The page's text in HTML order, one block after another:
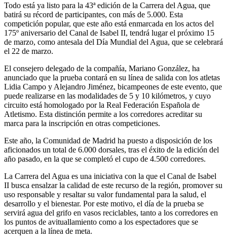
Todo está ya listo para la 43ª edición de la Carrera del Agua, que
batirá su récord de participantes, con más de 5.000. Esta
competición popular, que este año está enmarcada en los actos del
175º aniversario del Canal de Isabel II, tendrá lugar el próximo 15
de marzo, como antesala del Día Mundial del Agua, que se celebrará
el 22 de marzo.
El consejero delegado de la compañía, Mariano González, ha
anunciado que la prueba contará en su línea de salida con los atletas
Lidia Campo y Alejandro Jiménez, bicampeones de este evento, que
puede realizarse en las modalidades de 5 y 10 kilómetros, y cuyo
circuito está homologado por la Real Federación Española de
Atletismo. Esta distinción permite a los corredores acreditar su
marca para la inscripción en otras competiciones.
Este año, la Comunidad de Madrid ha puesto a disposición de los
aficionados un total de 6.000 dorsales, tras el éxito de la edición del
año pasado, en la que se completó el cupo de 4.500 corredores.
La Carrera del Agua es una iniciativa con la que el Canal de Isabel
II busca ensalzar la calidad de este recurso de la región, promover su
uso responsable y resaltar su valor fundamental para la salud, el
desarrollo y el bienestar. Por este motivo, el día de la prueba se
servirá agua del grifo en vasos reciclables, tanto a los corredores en
los puntos de avituallamiento como a los espectadores que se
acerquen a la línea de meta.